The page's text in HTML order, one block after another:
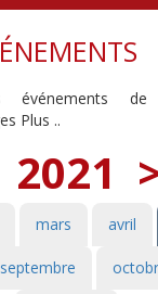
événements de
Plus ..
2021
mars avril
septembre